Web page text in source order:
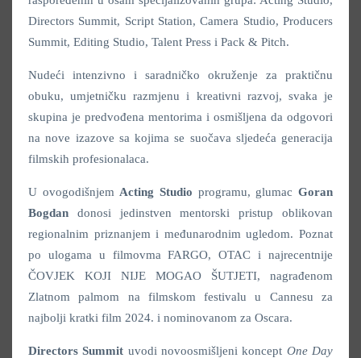
Directors Summit, Script Station, Camera Studio, Producers
Summit, Editing Studio, Talent Press i Pack & Pitch.
Nudeći intenzivno i saradničko okruženje za praktičnu
obuku, umjetničku razmjenu i kreativni razvoj, svaka je
skupina je predvođena mentorima i osmišljena da odgovori
na nove izazove sa kojima se suočava sljedeća generacija
filmskih profesionalaca.
U ovogodišnjem Acting Studio programu, glumacGoran
Bogdan donosi jedinstven mentorski pristup oblikovan
regionalnim priznanjem i međunarodnim ugledom. Poznat
po ulogama u filmovma FARGO, OTAC i najrecentnije
ČOVJEK KOJI NIJE MOGAO ŠUTJETI, nagrađenom
Zlatnom palmom na filmskom festivalu u Cannesu za
najbolji kratki film 2024. i nominovanom za Oscara.
Directors Summit uvodi novoosmišljeni koncept One Day